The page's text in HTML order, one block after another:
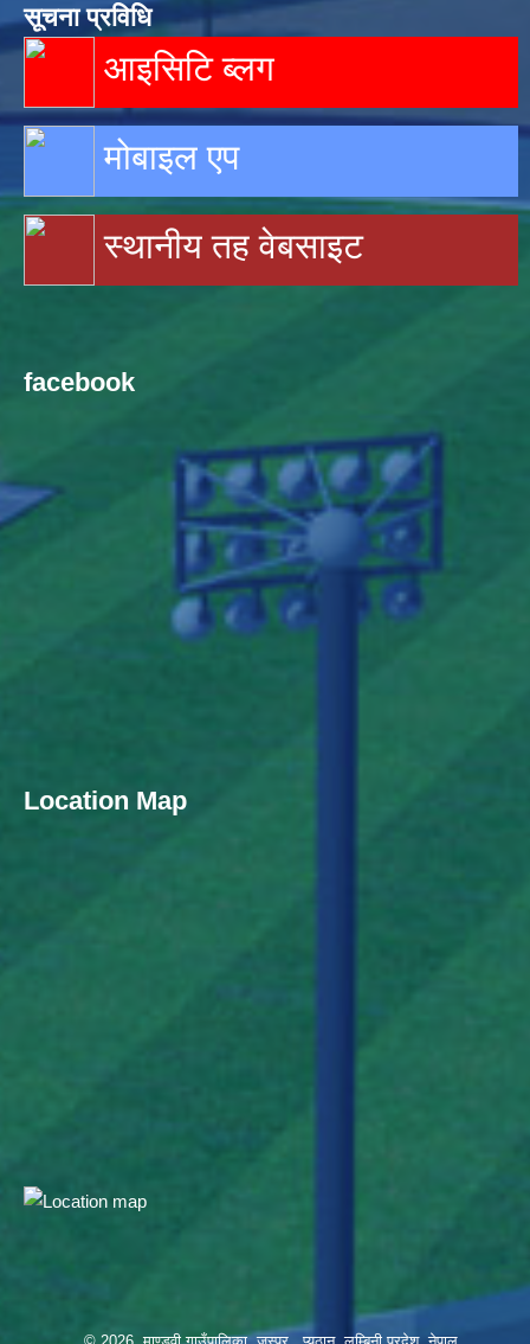
सूचना प्रविधि
आइसिटि ब्लग
मोबाइल एप
स्थानीय तह वेबसाइट
facebook
Location Map